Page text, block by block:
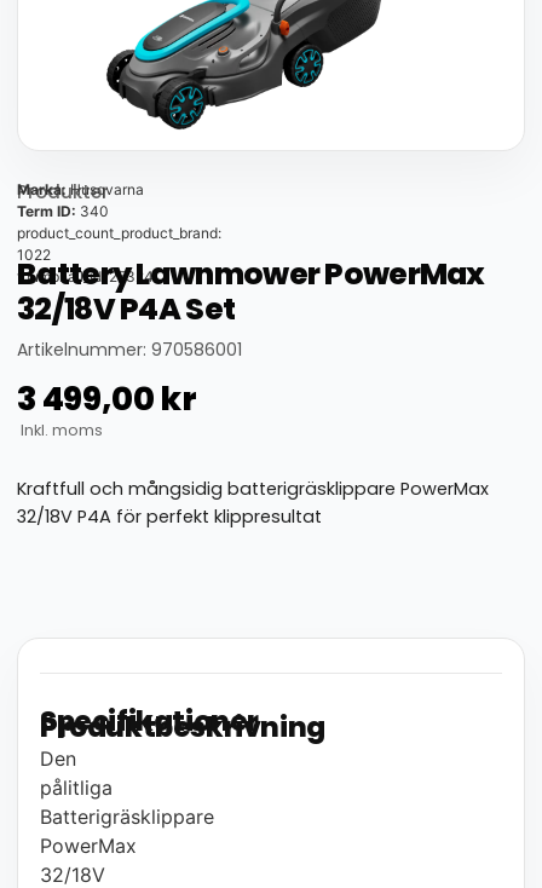
Produkter
Marka: Husqvarna
Term ID: 340
product_count_product_brand:
1022
thumbnail_id: 25324
Battery Lawnmower PowerMax
32/18V P4A Set
Artikelnummer: 970586001
3 499,00kr
Inkl. moms
Kraftfull och mångsidig batterigräsklippare PowerMax
32/18V P4A för perfekt klippresultat
Produktbeskrivning
Den
pålitliga
Batterigräsklippare
PowerMax
32/18V
Specifikationer